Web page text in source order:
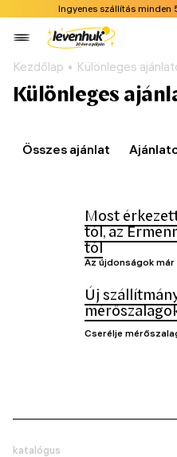
Ingyenes szállítás minden
Kezdőlap Különleges
Különleges
Összes ajánlat
Most
tól, az
tól
Az újdonságok
Új
Cserélje
katalógus